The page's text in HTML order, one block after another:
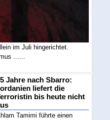
im Juli hingerichtet.
......
Jahre nach Sbarro:
liefert die
bis heute nicht
Tamimi führte einen